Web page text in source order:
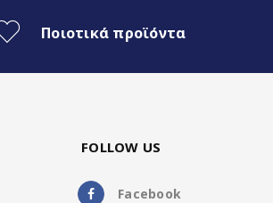
Περιλαμβάνεται εξωτερικό DUAL
την αυτόματη εναλλαγή
Ποιοτικά προϊόντα
FOLLOW US
Facebook